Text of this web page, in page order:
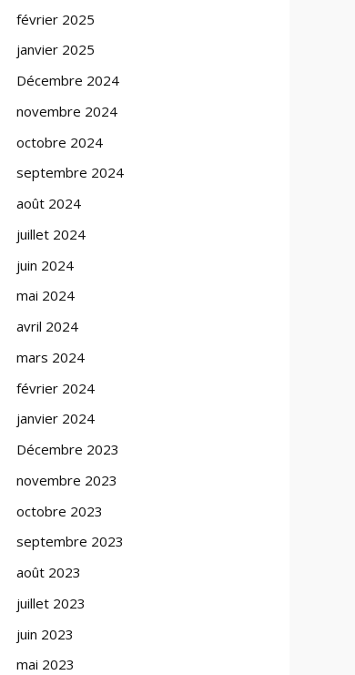
février 2025
janvier 2025
Décembre 2024
novembre 2024
octobre 2024
septembre 2024
août 2024
juillet 2024
juin 2024
mai 2024
avril 2024
mars 2024
février 2024
janvier 2024
Décembre 2023
novembre 2023
octobre 2023
septembre 2023
août 2023
juillet 2023
juin 2023
mai 2023